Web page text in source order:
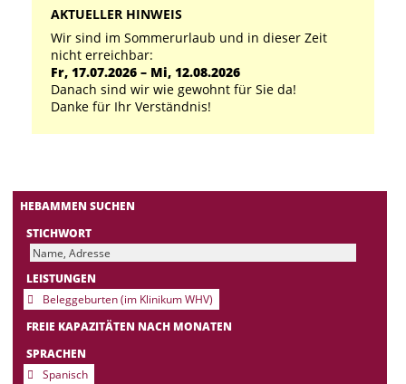
AKTUELLER HINWEIS
Wir sind im Sommerurlaub und in dieser Zeit
nicht erreichbar:
Fr, 17.07.2026 – Mi, 12.08.2026
Danach sind wir wie gewohnt für Sie da!
Danke für Ihr Verständnis!
HEBAMMEN SUCHEN
STICHWORT
LEISTUNGEN
Beleggeburten (im Klinikum WHV)
FREIE KAPAZITÄTEN NACH MONATEN
SPRACHEN
Spanisch